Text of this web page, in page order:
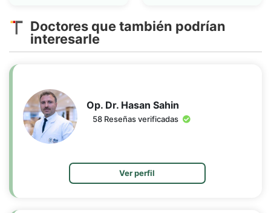
Doctores que también podrían
interesarle
Op. Dr. Hasan Sahin
58 Reseñas verificadas
Ver perfil